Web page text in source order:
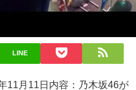
LINE
月11日内容：乃木坂46が